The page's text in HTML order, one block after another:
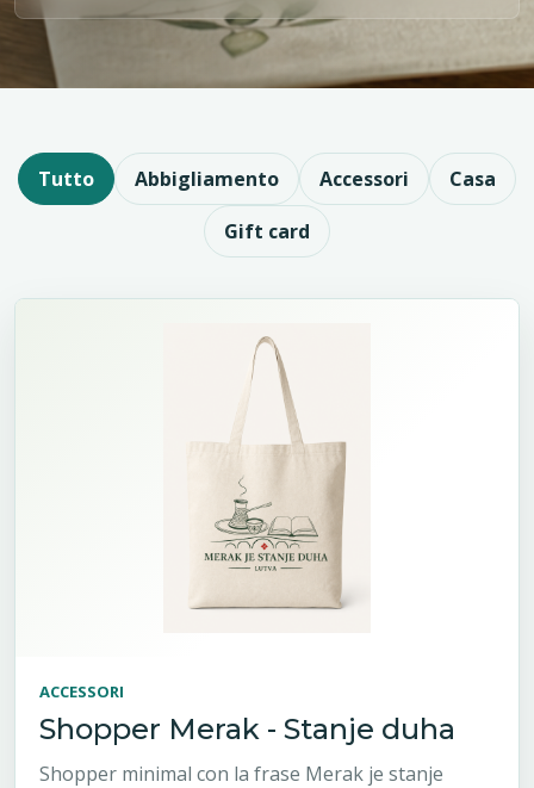
Tutto Abbigliamento Accessori
Casa
Gift card
ACCESSORI
Shopper Merak - Stanje duha
Shopper minimal con la frase Merak je stanje